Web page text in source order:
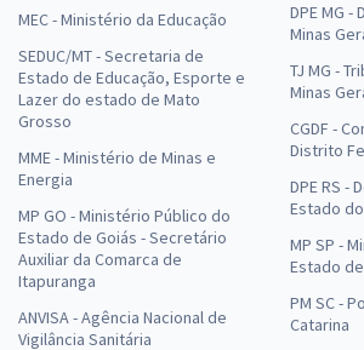
MEC - Ministério da Educação
SEDUC/MT - Secretaria de
Estado de Educação, Esporte e
Lazer do estado de Mato
Grosso
MME - Ministério de Minas e
Energia
MP GO - Ministério Público do
Estado de Goiás - Secretário
Auxiliar da Comarca de
Itapuranga
ANVISA - Agência Nacional de
Vigilância Sanitária
DPE MG
Minas
TJ MG -
Minas
CGDF -
Distrito
DPE RS -
Estado
MP SP -
Estado
PM SC -
Catarina